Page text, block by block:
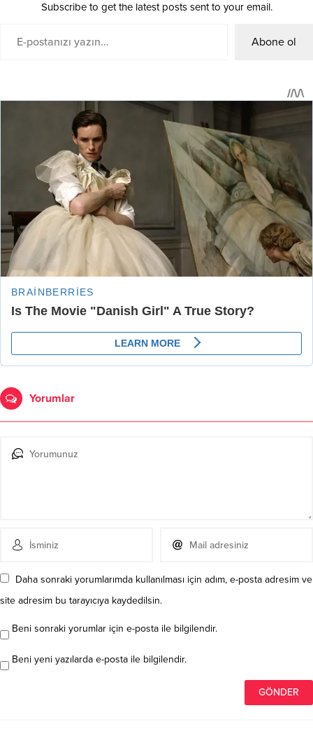
Subscribe to get the latest posts sent to your email.
Abone ol
Yorumlar
Daha sonraki yorumlarımda kullanılması için adım, e-posta adresim ve
site adresim bu tarayıcıya kaydedilsin.
Beni sonraki yorumlar için e-posta ile bilgilendir.
Beni yeni yazılarda e-posta ile bilgilendir.